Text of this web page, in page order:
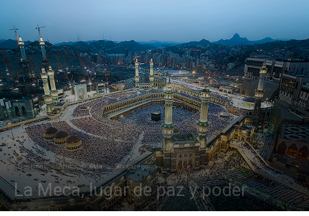
Destinos África Asia Sin categoría
La Meca, lugar de paz y poder